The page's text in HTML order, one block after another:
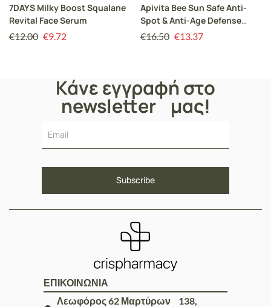
7DAYS Milky Boost Squalane
Revital Face Serum
€12.00 €9.72
Apivita Bee Sun Safe Anti-
Spot & Anti-Age Defense
Tinted Face Cream SPF50
€16.50 €13.37
Κάνε εγγραφή στο
newsletter μας!
ΕΠΙΚΟΙΝΩΝΙΑ
Λεωφόρος 62 Μαρτύρων 138,